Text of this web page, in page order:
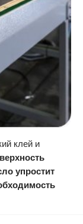
клей и
упростит